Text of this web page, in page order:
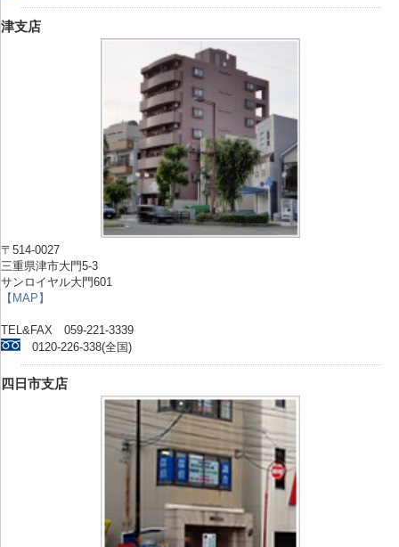
津支店
〒514-0027
三重県津市大門5-3
サンロイヤル大門601
【MAP】
TEL&FAX 059-221-3339
0120-226-338(全国)
四日市支店